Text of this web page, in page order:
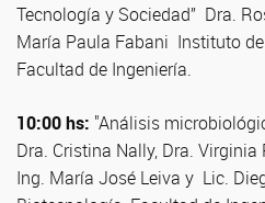
Tecnología y Sociedad” Dra.
María Paula Fabani Instituto
Facultad de Ingeniería.
10:00 hs: "Análisis
Dra. Cristina Nally, Dra. Virginia
Ing. María José Leiva y Lic.